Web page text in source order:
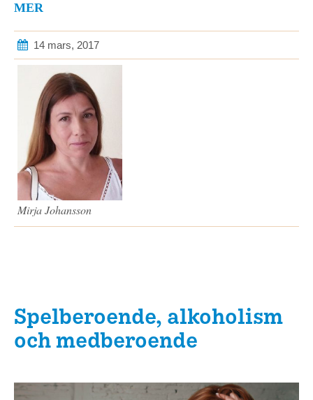
MER
14 mars, 2017
Mirja Johansson
Spelberoende, alkoholism
och medberoende